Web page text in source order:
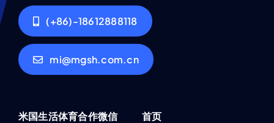
(+86)-18612888118
mi@mgsh.com.cn
米国生活体育合作微信 首页